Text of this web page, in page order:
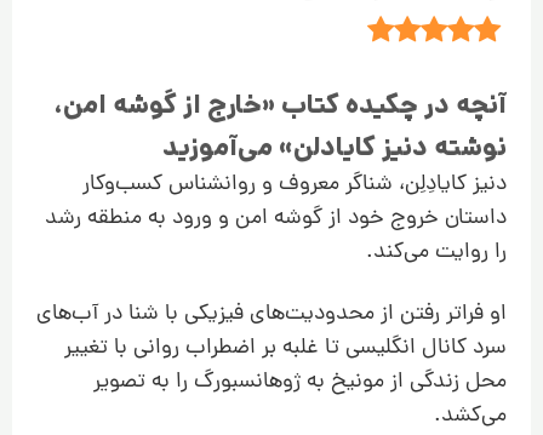
آنچه در چکیده کتاب «خارج از گوشه امن،
نوشته دنیز کایادلن» می‌آموزید
دنیز کایادِلِن، شناگر معروف و روانشناس کسب‌و‌کار
داستان خروج خود از گوشه امن و ورود به منطقه رشد
را روایت می‌کند.
او فراتر رفتن از محدودیت‌های فیزیکی با شنا در آب‌های
سرد کانال انگلیسی تا غلبه بر اضطراب روانی با تغییر
محل زندگی از مونیخ به ژوهانسبورگ را به تصویر
می‌کشد.